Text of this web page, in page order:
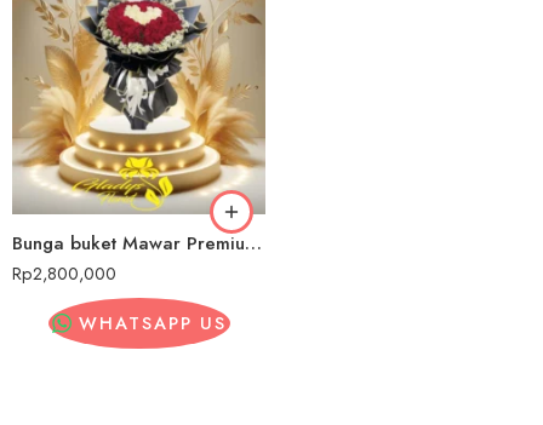
Bunga buket Mawar Premium Cirendeu
Rp2,800,000
WHATSAPP US